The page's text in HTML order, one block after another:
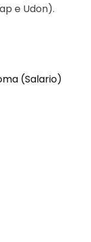
e Udon).
(Salario)